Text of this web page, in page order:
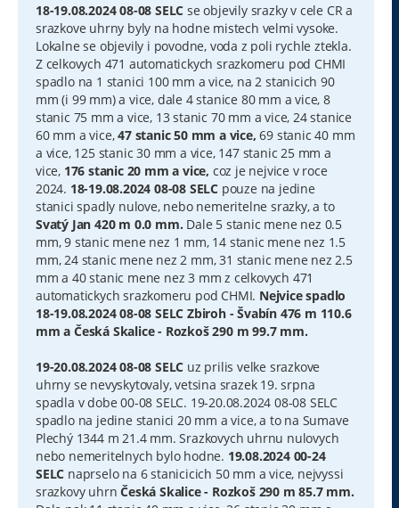
18-19.08.2024 08-08 SELC se objevily srazky v cele CR a
srazkove uhrny byly na hodne mistech velmi vysoke.
Lokalne se objevily i povodne, voda z poli rychle ztekla.
Z celkovych 471 automatickych srazkomeru pod CHMI
spadlo na 1 stanici 100 mm a vice, na 2 stanicich 90
mm (i 99 mm) a vice, dale 4 stanice 80 mm a vice, 8
stanic 75 mm a vice, 13 stanic 70 mm a vice, 24 stanice
60 mm a vice,47 stanic 50 mm a vice, 69 stanic 40 mm
a vice, 125 stanic 30 mm a vice, 147 stanic 25 mm a
vice, 176 stanic 20 mm a vice, coz je nejvice v roce
2024. 18-19.08.2024 08-08 SELC pouze na jedine
stanici spadly nulove, nebo nemeritelne srazky, a to
Svatý Jan 420 m 0.0 mm. Dale 5 stanic mene nez 0.5
mm, 9 stanic mene nez 1 mm, 14 stanic mene nez 1.5
mm, 24 stanic mene nez 2 mm, 31 stanic mene nez 2.5
mm a 40 stanic mene nez 3 mm z celkovych 471
automatickych srazkomeru pod CHMI. Nejvice spadlo
18-19.08.2024 08-08 SELC Zbiroh - Švabín 476 m 110.6
mm a Česká Skalice - Rozkoš 290 m 99.7 mm.
19-20.08.2024 08-08 SELC uz prilis velke srazkove
uhrny se nevyskytovaly, vetsina srazek 19. srpna
spadla v dobe 00-08 SELC. 19-20.08.2024 08-08 SELC
spadlo na jedine stanici 20 mm a vice, a to na Sumave
Plechý 1344 m 21.4 mm. Srazkovych uhrnu nulovych
nebo nemeritelnych bylo hodne. 19.08.2024 00-24
SELC naprselo na 6 stanicicich 50 mm a vice, nejvyssi
srazkovy uhrnČeská Skalice - Rozkoš 290 m 85.7 mm.